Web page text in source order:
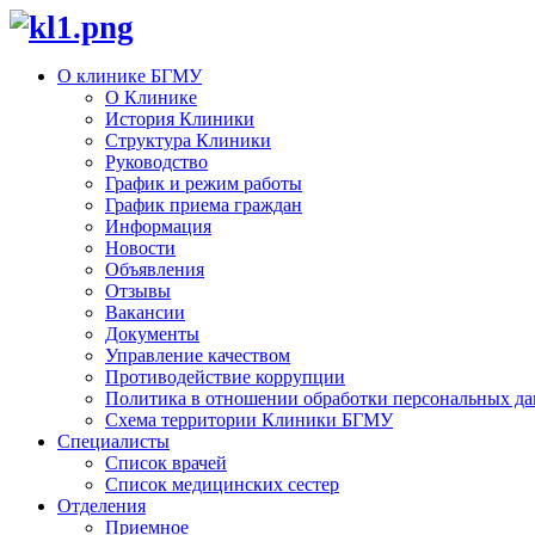
О клинике БГМУ
О Клинике
История Клиники
Структура Клиники
Руководство
График и режим работы
График приема граждан
Информация
Новости
Объявления
Отзывы
Вакансии
Документы
Управление качеством
Противодействие коррупции
Политика в отношении обработки персональных
Схема территории Клиники БГМУ
Специалисты
Список врачей
Список медицинских сестер
Отделения
Приемное